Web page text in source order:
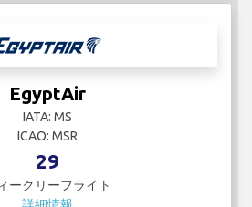
EgyptAir
IATA: MS
ICAO: MSR
29
ークリーフライト